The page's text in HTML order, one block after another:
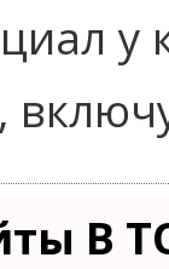
у
В